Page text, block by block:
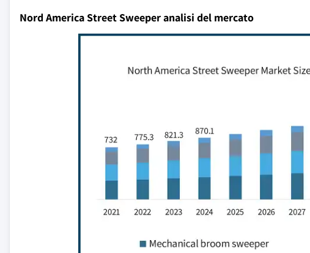
Nord America Street Sweeper analisi del mercato